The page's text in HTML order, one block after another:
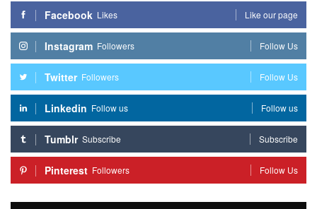
Facebook Likes Like our page
Instagram Followers Follow Us
Twitter Followers Follow Us
Linkedin Follow us Follow us
Tumblr Subscribe Subscribe
Pinterest Followers Follow Us